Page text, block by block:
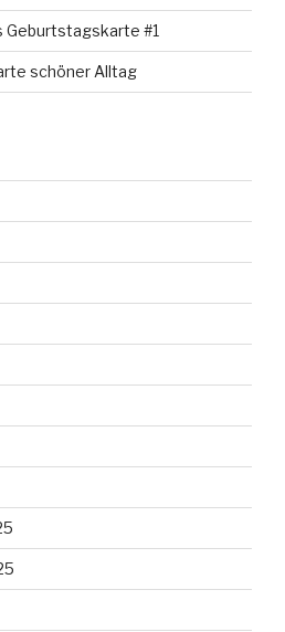
Geburtstagskarte #1
schöner Alltag